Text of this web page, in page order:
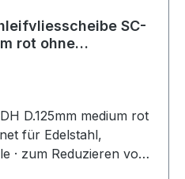
SC-
rot ohne
D.125mm medium rot
für Edelstahl,
· zum Reduzieren von